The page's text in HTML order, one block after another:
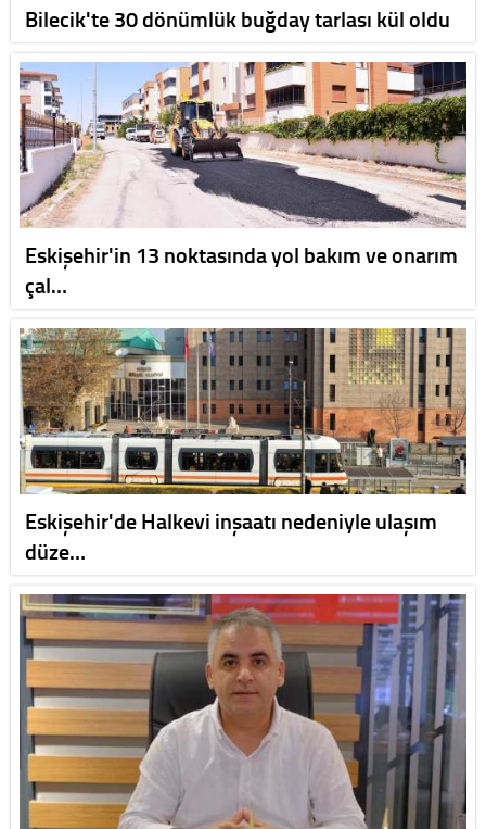
Bilecik'te 30 dönümlük buğday tarlası kül oldu
Eskişehir'in 13 noktasında yol bakım ve onarım
çal…
Eskişehir'de Halkevi inşaatı nedeniyle ulaşım
düze…